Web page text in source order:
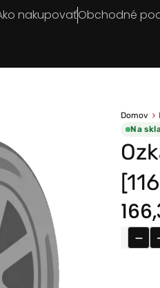
nakupovaťObchodné
Domov
Na
−